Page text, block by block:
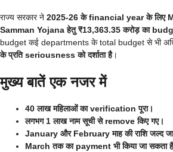
राज्य सरकार ने 2025-26 के financial year के लिए
Samman Yojana हेतु ₹13,363.35 करोड़ का
budget कई departments के total budget से भी
के प्रति seriousness को दर्शाता है।
मुख्य बातें एक नजर में
40 लाख महिलाओं का verification पूरा।
लगभग 1 लाख नाम सूची से remove किए गए।
January और February माह की राशि जल्द
March तक का payment भी किया जा सकता